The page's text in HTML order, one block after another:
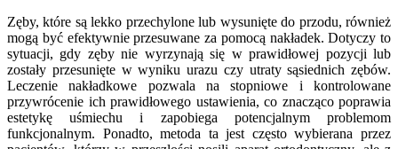
Zęby, które są lekko przechylone lub wysunięte do przodu, również
mogą być efektywnie przesuwane za pomocą nakładek. Dotyczy to
sytuacji, gdy zęby nie wyrzynają się w prawidłowej pozycji lub
zostały przesunięte w wyniku urazu czy utraty sąsiednich zębów.
Leczenie nakładkowe pozwala na stopniowe i kontrolowane
przywrócenie ich prawidłowego ustawienia, co znacząco poprawia
estetykę uśmiechu i zapobiega potencjalnym problemom
funkcjonalnym. Ponadto, metoda ta jest często wybierana przez